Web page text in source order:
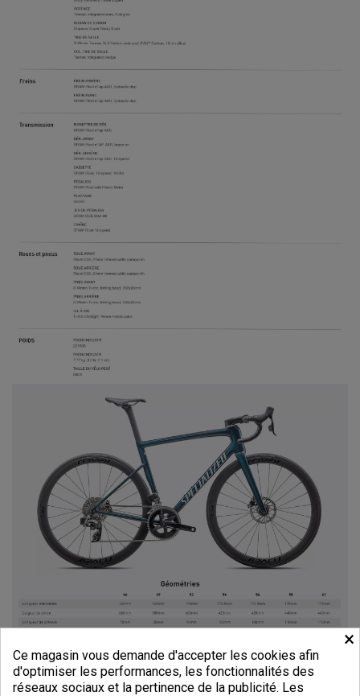
×
Ce magasin vous demande d'accepter les cookies afin
d'optimiser les performances, les fonctionnalités des
réseaux sociaux et la pertinence de la publicité. Les